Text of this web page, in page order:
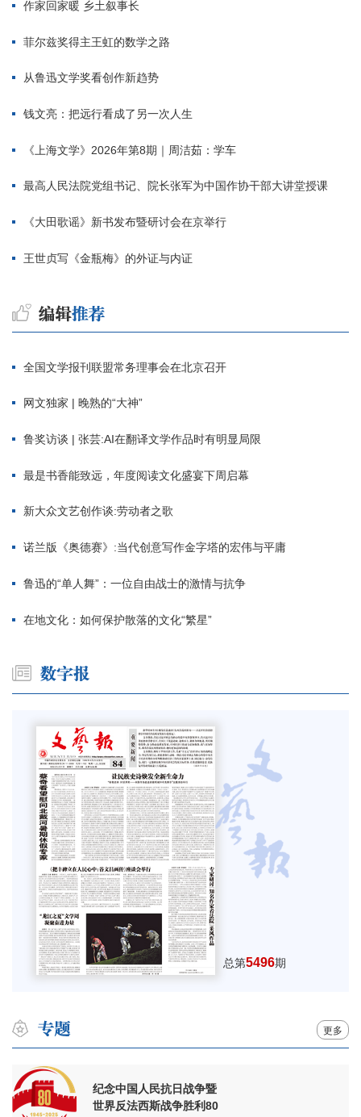
作家回家暖 乡土叙事长
菲尔兹奖得主王虹的数学之路
从鲁迅文学奖看创作新趋势
钱文亮：把远行看成了另一次人生
《上海文学》2026年第8期｜周洁茹：学车
最高人民法院党组书记、院长张军为中国作协干部大讲堂授课
《大田歌谣》新书发布暨研讨会在京举行
王世贞写《金瓶梅》的外证与内证
全国文学报刊联盟常务理事会在北京召开
网文独家 | 晚熟的“大神”
鲁奖访谈 | 张芸:AI在翻译文学作品时有明显局限
最是书香能致远，年度阅读文化盛宴下周启幕
新大众文艺创作谈:劳动者之歌
诺兰版《奥德赛》:当代创意写作金字塔的宏伟与平庸
鲁迅的“单人舞”：一位自由战士的激情与抗争
在地文化：如何保护散落的文化“繁星”
总第5496期
更多
纪念中国人民抗日战争暨
世界反法西斯战争胜利80